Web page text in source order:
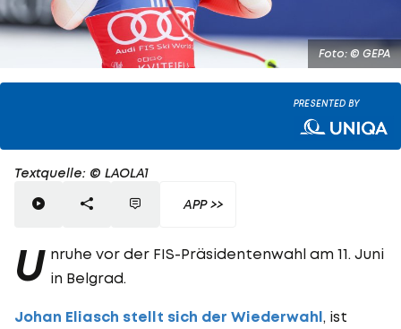
Foto: © GEPA
PRESENTED BY
Textquelle: © LAOLA1
APP >>
U nruhe vor der FIS-Präsidentenwahl am 11. Juni
in Belgrad.
Johan Eliasch stellt sich der Wiederwahl, ist